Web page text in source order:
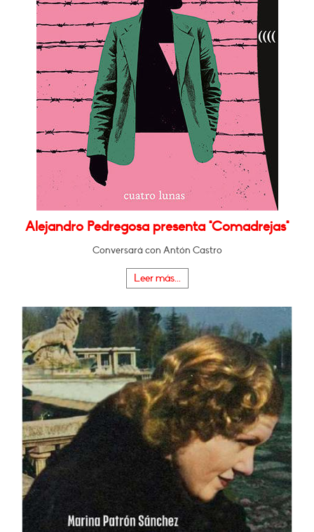
Alejandro Pedregosa presenta "Comadrejas"
Conversará con Antón Castro
Leer más...